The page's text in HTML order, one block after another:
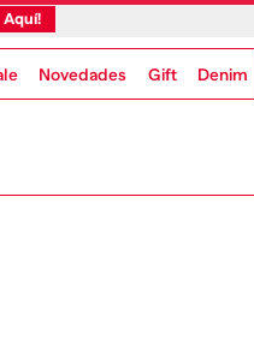
Aquí!
Novedades Gift Denim